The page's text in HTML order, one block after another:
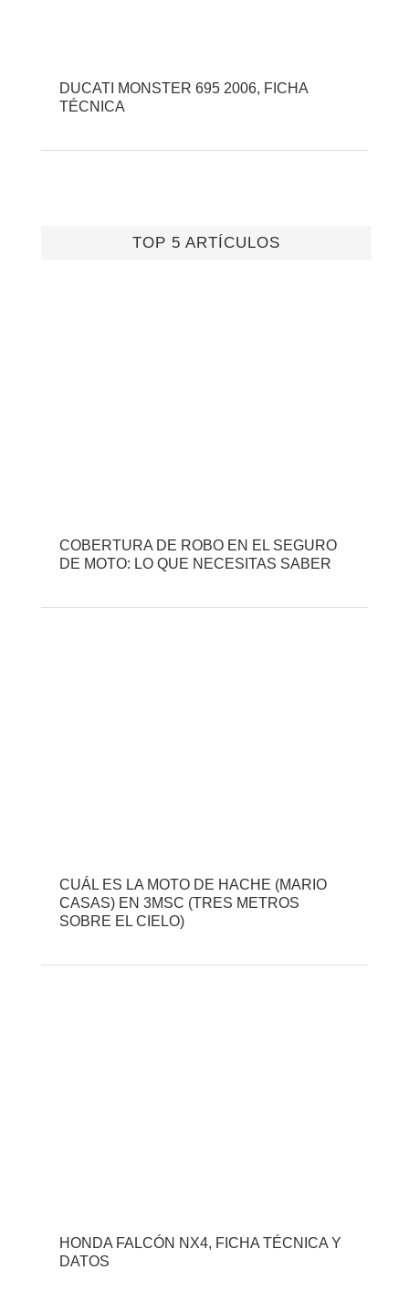
DUCATI MONSTER 695 2006, FICHA
TÉCNICA
TOP 5 ARTÍCULOS
COBERTURA DE ROBO EN EL SEGURO
DE MOTO: LO QUE NECESITAS SABER
CUÁL ES LA MOTO DE HACHE (MARIO
CASAS) EN 3MSC (TRES METROS
SOBRE EL CIELO)
HONDA FALCÓN NX4, FICHA TÉCNICA Y
DATOS